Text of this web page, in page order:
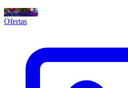
Saiba mais
Ofertas